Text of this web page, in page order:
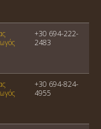
+30 694-222-
2483
+30 694-824-
4955